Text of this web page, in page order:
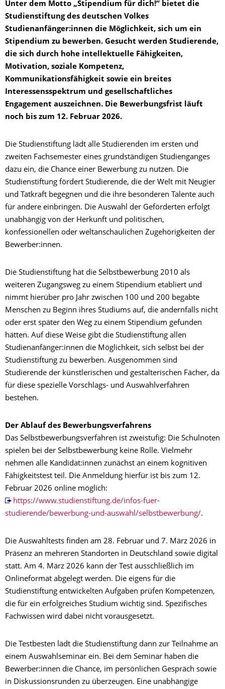
Unter dem Motto „Stipendium für dich!“ bietet die
Studienstiftung des deutschen Volkes
Studienanfänger:innen die Möglichkeit, sich um ein
Stipendium zu bewerben. Gesucht werden Studierende,
die sich durch hohe intellektuelle Fähigkeiten,
Motivation, soziale Kompetenz,
Kommunikationsfähigkeit sowie ein breites
Interessensspektrum und gesellschaftliches
Engagement auszeichnen. Die Bewerbungsfrist läuft
noch bis zum 12. Februar 2026.
Die Studienstiftung lädt alle Studierenden im ersten und
zweiten Fachsemester eines grundständigen Studienganges
dazu ein, die Chance einer Bewerbung zu nutzen. Die
Studienstiftung fördert Studierende, die der Welt mit Neugier
und Tatkraft begegnen und die ihre besonderen Talente auch
für andere einbringen. Die Auswahl der Geförderten erfolgt
unabhängig von der Herkunft und politischen,
konfessionellen oder weltanschaulichen Zugehörigkeiten der
Bewerber:innen.
Die Studienstiftung hat die Selbstbewerbung 2010 als
weiteren Zugangsweg zu einem Stipendium etabliert und
nimmt hierüber pro Jahr zwischen 100 und 200 begabte
Menschen zu Beginn ihres Studiums auf, die andernfalls nicht
oder erst später den Weg zu einem Stipendium gefunden
hätten. Auf diese Weise gibt die Studienstiftung allen
Studienanfänger:innen die Möglichkeit, sich selbst bei der
Studienstiftung zu bewerben. Ausgenommen sind
Studierende der künstlerischen und gestalterischen Fächer, da
für diese spezielle Vorschlags- und Auswahlverfahren
bestehen.
Der Ablauf des Bewerbungsverfahrens
Das Selbstbewerbungsverfahren ist zweistufig: Die Schulnoten
spielen bei der Selbstbewerbung keine Rolle. Vielmehr
nehmen alle Kandidat:innen zunächst an einem kognitiven
Fähigkeitstest teil. Die Anmeldung hierfür ist bis zum 12.
Februar 2026 online möglich:
https://www.studienstiftung.de/infos-fuer-
studierende/bewerbung-und-auswahl/selbstbewerbung/.
Die Auswahltests finden am 28. Februar und 7. März 2026 in
Präsenz an mehreren Standorten in Deutschland sowie digital
statt. Am 4. März 2026 kann der Test ausschließlich im
Onlineformat abgelegt werden. Die eigens für die
Studienstiftung entwickelten Aufgaben prüfen Kompetenzen,
die für ein erfolgreiches Studium wichtig sind. Spezifisches
Fachwissen wird dabei nicht vorausgesetzt.
Die Testbesten lädt die Studienstiftung dann zur Teilnahme an
einem Auswahlseminar ein. Bei dem Seminar haben die
Bewerber:innen die Chance, im persönlichen Gespräch sowie
in Diskussionsrunden zu überzeugen. Eine unabhängige